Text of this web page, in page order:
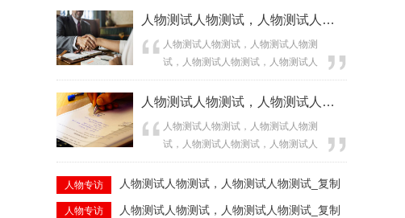
人物测试人物测试，人物测试人物测试_复制
人物测试人物测试，人物测试人物测
试，人物测试人物测试，人物测试人
物测试，人物测试人物测试，人物测
试人物测试，人物测试人物测试，人
人物测试人物测试，人物测试人物测试_复制
人物测试人物测试，人物测试人物测
试，人物测试人物测试，人物测试人
物测试，人物测试人物测试，人物测
试人物测试，人物测试人物测试，人
人物专访 人物测试人物测试，人物测试人物测试_复制
人物专访 人物测试人物测试，人物测试人物测试_复制